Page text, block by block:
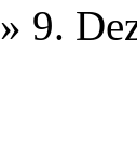
» 9.